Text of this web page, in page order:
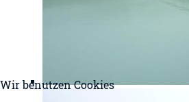
Wir benutzen Cookies